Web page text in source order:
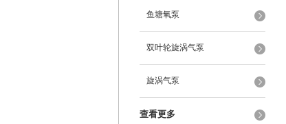
鱼塘氧泵
双叶轮旋涡气泵
旋涡气泵
查看更多